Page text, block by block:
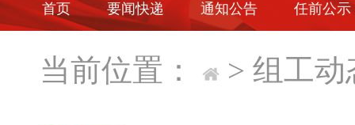
首页 要闻快递 通知公告 任前公示
当前位置： > 组工动